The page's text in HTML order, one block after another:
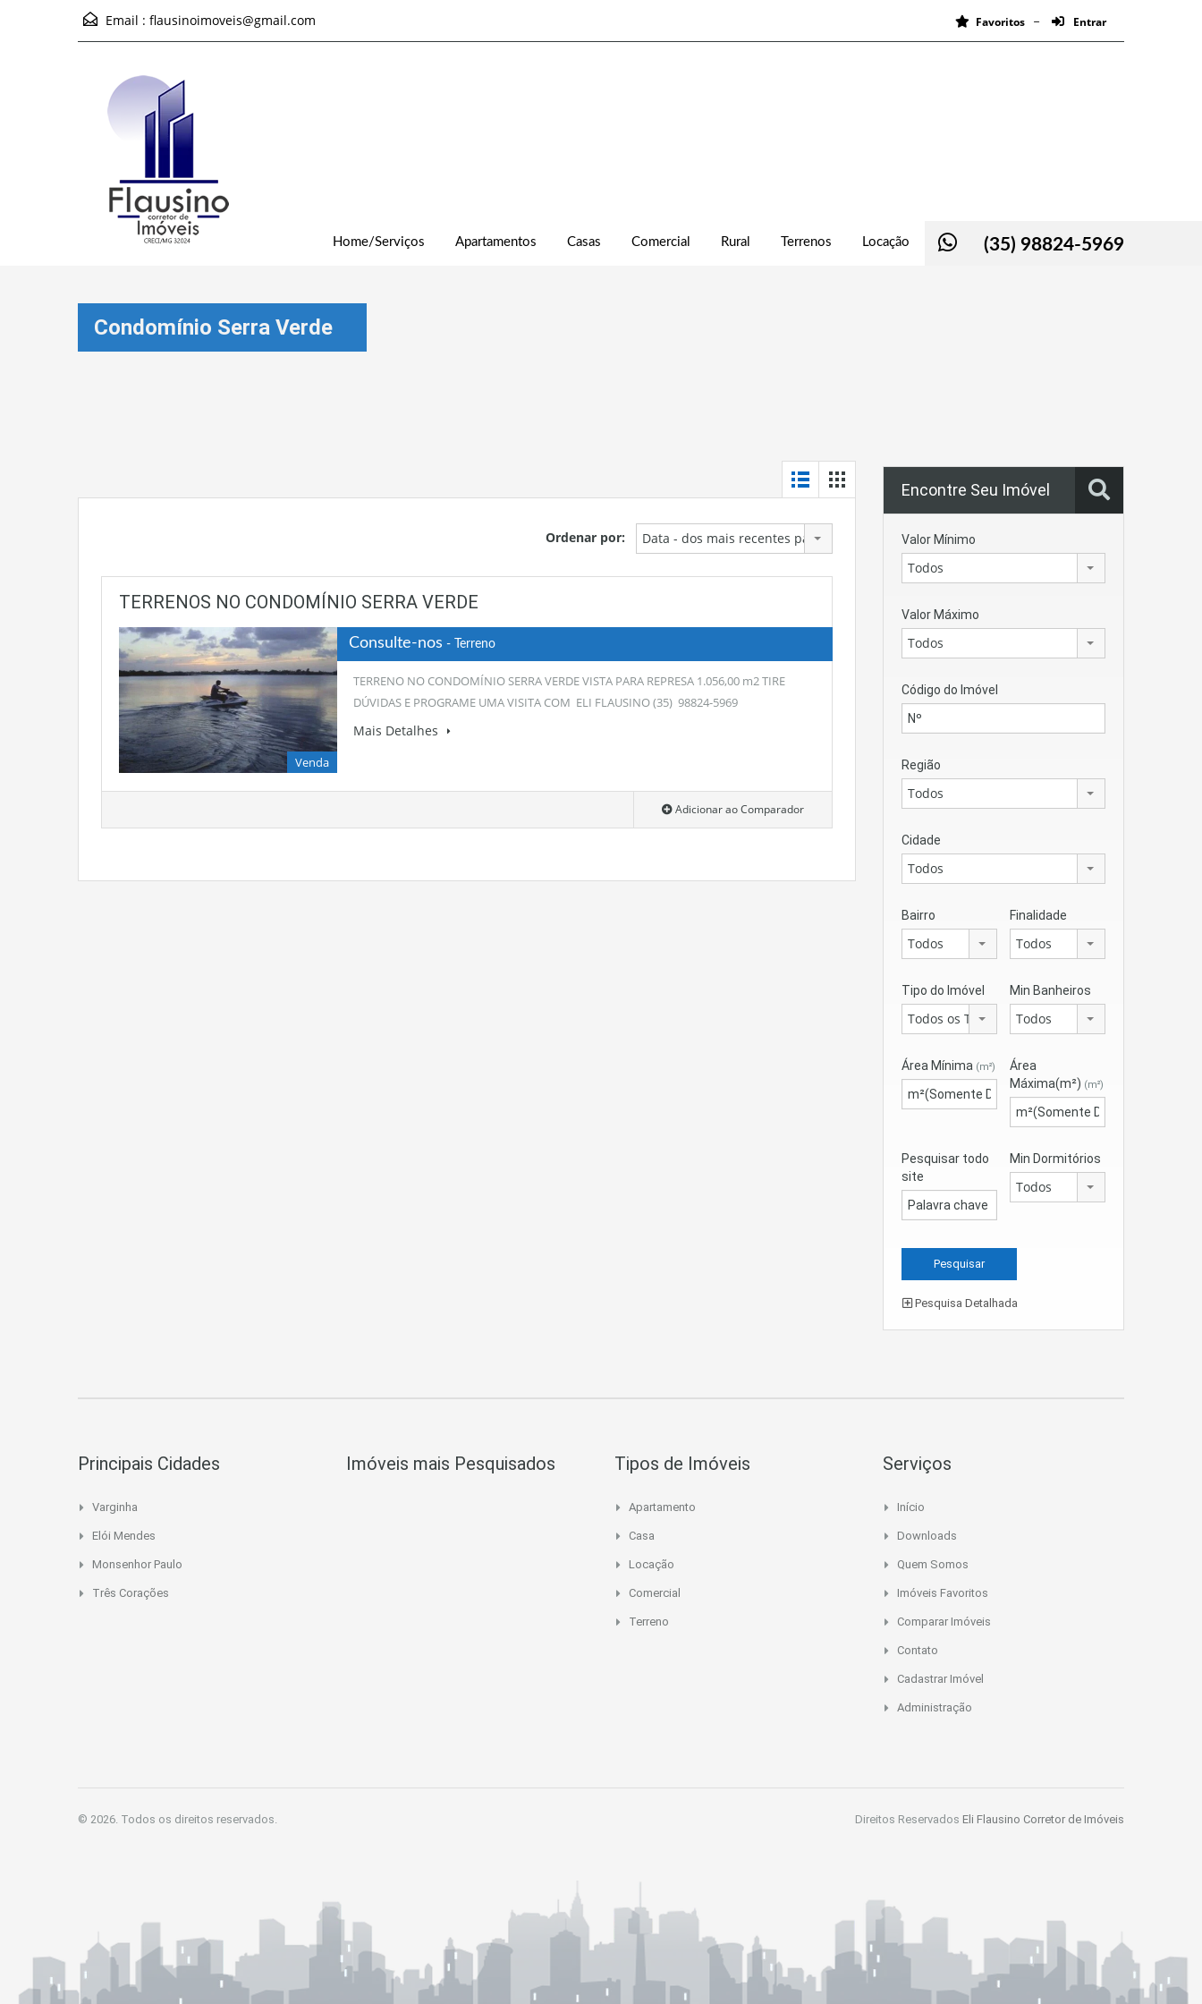
Email : flausinoimoveis@gmail.com Favoritos Entrar
(35) 98824-5969
Home/Serviços Apartamentos Casas Comercial Rural Terrenos Locação
Condomínio Serra Verde
Ordenar por: Data - dos mais recentes para os mais antigos
TERRENOS NO CONDOMÍNIO SERRA VERDE
Venda
Consulte-nos - Terreno
TERRENO NO CONDOMÍNIO SERRA VERDE VISTA PARA REPRESA 1.056,00 m2 TIRE
DÚVIDAS E PROGRAME UMA VISITA COM ELI FLAUSINO (35) 98824-5969
Mais Detalhes
Adicionar ao Comparador
Encontre Seu Imóvel
Valor Mínimo
Todos
Valor Máximo
Todos
Código do Imóvel
Região
Todos
Cidade
Todos
Bairro
Todos
Finalidade
Todos
Tipo do Imóvel
Todos os Tipos
Min Banheiros
Todos
Área Mínima (m²)
Área
Máxima(m²) (m²)
Pesquisar todo
site
Min Dormitórios
Todos
Pesquisa Detalhada
Principais Cidades
Varginha
Elói Mendes
Monsenhor Paulo
Três Corações
Imóveis mais Pesquisados Tipos de Imóveis
Apartamento
Casa
Locação
Comercial
Terreno
Serviços
Início
Downloads
Quem Somos
Imóveis Favoritos
Comparar Imóveis
Contato
Cadastrar Imóvel
Administração
© 2026. Todos os direitos reservados. Direitos Reservados Eli Flausino Corretor de Imóveis